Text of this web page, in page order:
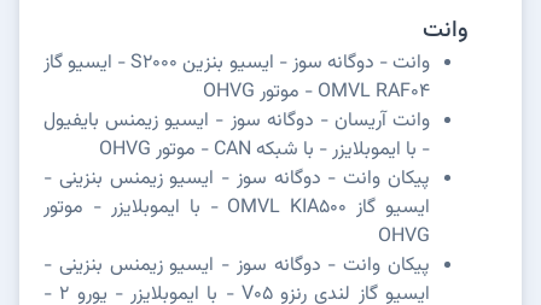
وانت
وانت - دوگانه سوز - ایسیو بنزین S2000 - ایسیو گاز
OMVL RAF04 - موتور OHVG
وانت آریسان - دوگانه سوز - ایسیو زیمنس بایفیول
- با ایموبلایزر - با شبکه CAN - موتور OHVG
پیکان وانت - دوگانه سوز - ایسیو زیمنس بنزینی -
ایسیو گاز OMVL KIA500 - با ایموبلایزر - موتور
OHVG
پیکان وانت - دوگانه سوز - ایسیو زیمنس بنزینی -
ایسیو گاز لندی رنزو V05 - با ایموبلایزر - یورو 2 -